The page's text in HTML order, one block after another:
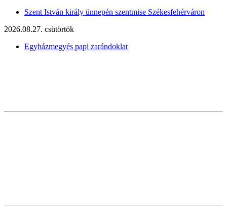
Szent István király ünnepén szentmise Székesfehérváron
2026.08.27. csütörtök
Egyházmegyés papi zarándoklat